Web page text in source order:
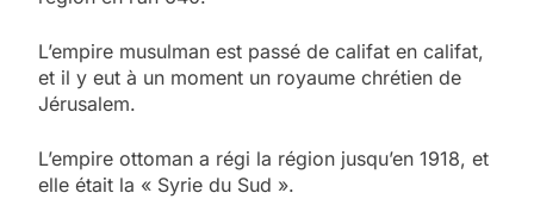
L’empire musulman est passé de califat en califat,
et il y eut à un moment un royaume chrétien de
Jérusalem.
L’empire ottoman a régi la région jusqu’en 1918, et
elle était la « Syrie du Sud ».